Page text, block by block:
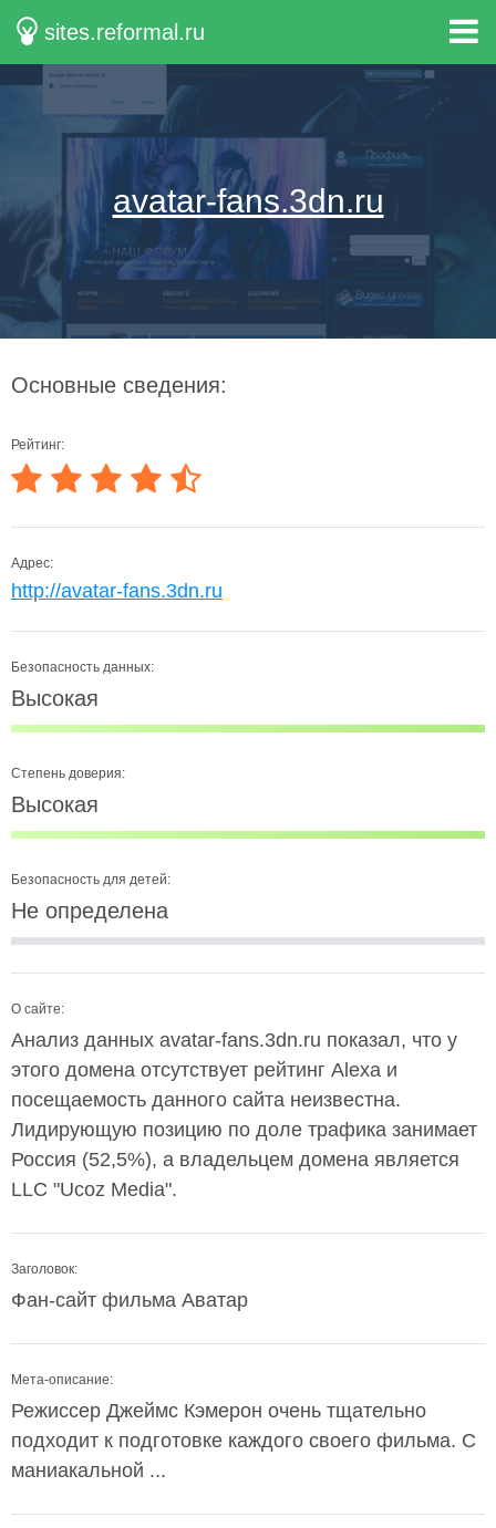
sites.reformal.ru
avatar-fans.3dn.ru
Основные сведения:
Рейтинг:
Адрес:
http://avatar-fans.3dn.ru
Безопасность данных:
Высокая
Степень доверия:
Высокая
Безопасность для детей:
Не определена
О сайте:
Анализ данных avatar-fans.3dn.ru показал, что у
этого домена отсутствует рейтинг Alexa и
посещаемость данного сайта неизвестна.
Лидирующую позицию по доле трафика занимает
Россия (52,5%), а владельцем домена является
LLC "Ucoz Media".
Заголовок:
Фан-сайт фильма Аватар
Мета-описание:
Режиссер Джеймс Кэмерон очень тщательно
подходит к подготовке каждого своего фильма. С
маниакальной ...